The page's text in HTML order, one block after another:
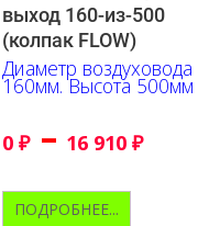
выход 160-из-500
(колпак FLOW)
Диаметр воздуховода
160мм. Высота 500мм
0 ₽ – 16 910 ₽
ПОДРОБНЕЕ...